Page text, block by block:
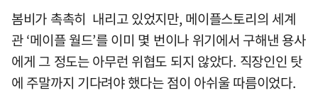
봄비가 촉촉히 내리고 있었지만, 메이플스토리의 세계
관 ‘메이플 월드’를 이미 몇 번이나 위기에서 구해낸 용사
에게 그 정도는 아무런 위협도 되지 않았다. 직장인인 탓
에 주말까지 기다려야 했다는 점이 아쉬울 따름이었다.